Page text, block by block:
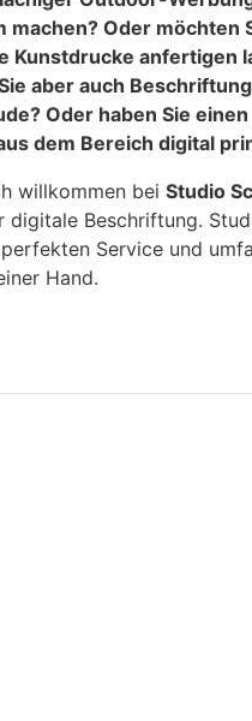
machen? Oder möchten
Kunstdrucke anfertigen
aber auch
Oder haben Sie
dem Bereich digital
willkommen bei Studio
digitale Beschriftung.
Service und
Hand.